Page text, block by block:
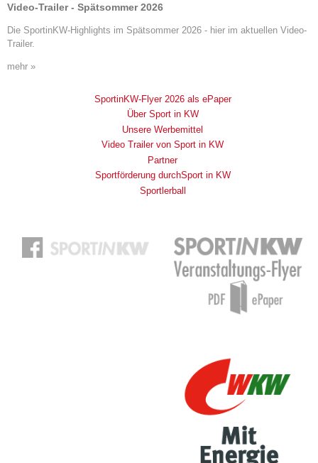
Video-Trailer - Spätsommer 2026
Die SportinKW-Highlights im Spätsommer 2026 - hier im aktuellen Video-
Trailer.
mehr »
SportinKW-Flyer 2026 als ePaper
Über Sport in KW
Unsere Werbemittel
Video Trailer von Sport in KW
Partner
Sportförderung durchSport in KW
Sportlerball